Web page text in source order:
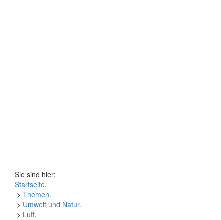
Sie sind hier:
Startseite.
> Themen.
> Umwelt und Natur.
> Luft.